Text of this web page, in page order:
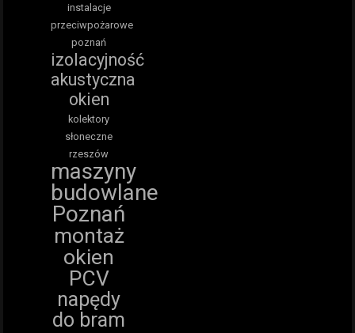
instalacje
przeciwpożarowe
poznań
izolacyjność
akustyczna
okien
kolektory
słoneczne
rzeszów
maszyny
budowlane
Poznań
montaż
okien
PCV
napędy
do bram